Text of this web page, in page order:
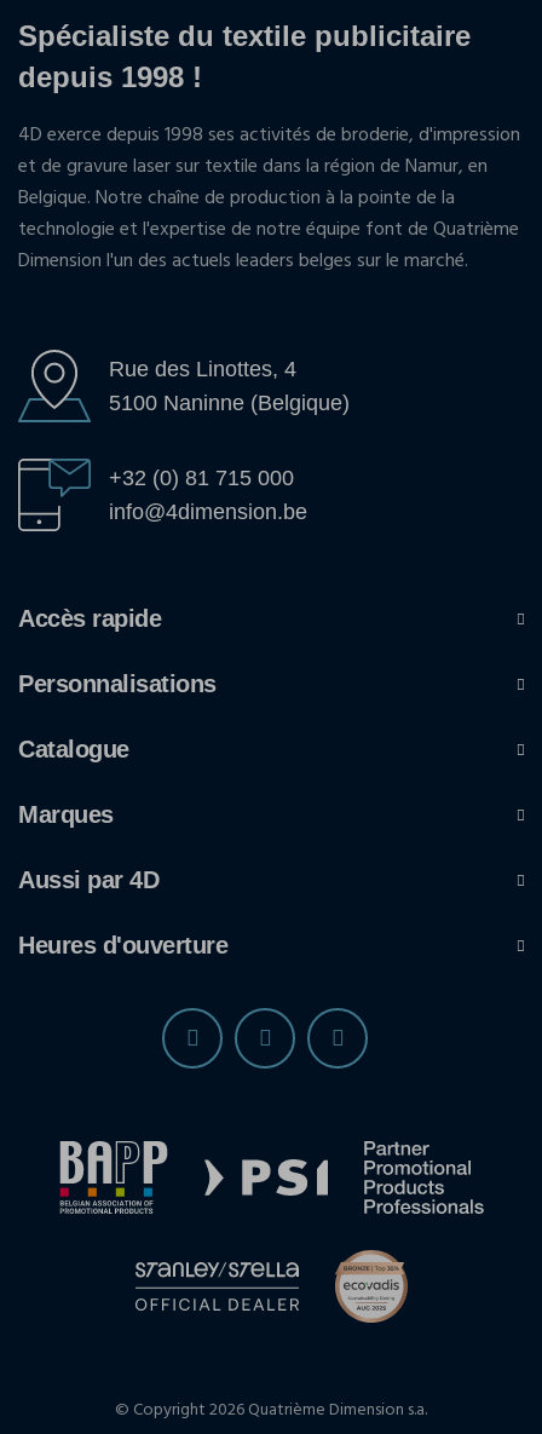
Spécialiste du textile publicitaire
depuis 1998 !
4D exerce depuis 1998 ses activités de broderie, d'impression
et de gravure laser sur textile dans la région de Namur, en
Belgique. Notre chaîne de production à la pointe de la
technologie et l'expertise de notre équipe font de Quatrième
Dimension l'un des actuels leaders belges sur le marché.
Rue des Linottes, 4
5100 Naninne (Belgique)
+32 (0) 81 715 000
info@4dimension.be
Accès rapide
Personnalisations
Catalogue
Marques
Aussi par 4D
Heures d'ouverture
© Copyright 2026 Quatrième Dimension s.a.